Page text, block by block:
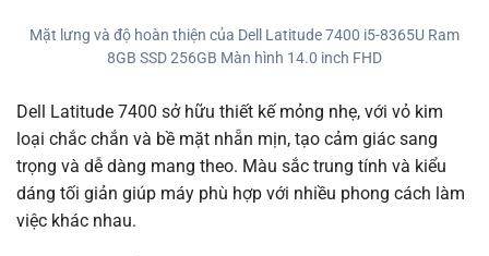
Mặt lưng và độ hoàn thiện của Dell Latitude 7400 i5-8365U Ram
8GB SSD 256GB Màn hình 14.0 inch FHD
Dell Latitude 7400 sở hữu thiết kế mỏng nhẹ, với vỏ kim
loại chắc chắn và bề mặt nhẵn mịn, tạo cảm giác sang
trọng và dễ dàng mang theo. Màu sắc trung tính và kiểu
dáng tối giản giúp máy phù hợp với nhiều phong cách làm
việc khác nhau.